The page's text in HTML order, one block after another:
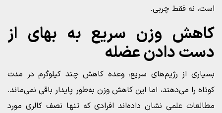
است، نه فقط چربی.
کاهش وزن سریع به بهای از
دست دادن عضله
بسیاری از رژیم‌های سریع، وعده کاهش چند کیلوگرم در مدت
کوتاه را می‌دهند، اما این کاهش وزن به‌طور پایدار باقی نمی‌ماند.
مطالعات علمی نشان داده‌اند افرادی که تنها نصف کالری مورد